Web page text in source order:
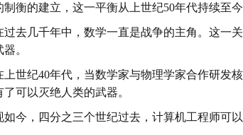
制衡的建立，这一平衡从上世纪50年代持续至
过去几千年中，数学一直是战争的主角。这一
。
上世纪40年代，当数学家与物理学家合作研发
了可以灭绝人类的武器。
如今，四分之三个世纪过去，计算机工程师可